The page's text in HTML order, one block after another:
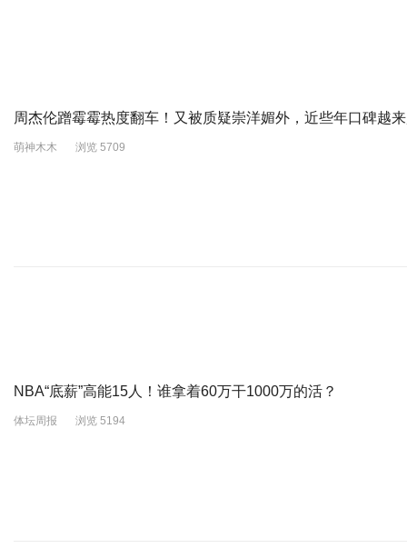
周杰伦蹭霉霉热度翻车！又被质疑崇洋媚外，近些年口碑越
萌神木木 浏览 5709
NBA“底薪”高能15人！谁拿着60万干1000万的活？
体坛周报 浏览 5194